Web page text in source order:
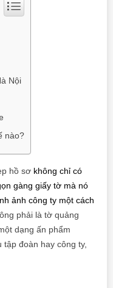
Nội
nào?
hồ sơ không chỉ có
gàng giấy tờ mà nó
ảnh công ty một cách
phải là tờ quảng
dạng ấn phẩm
đoàn hay công ty,